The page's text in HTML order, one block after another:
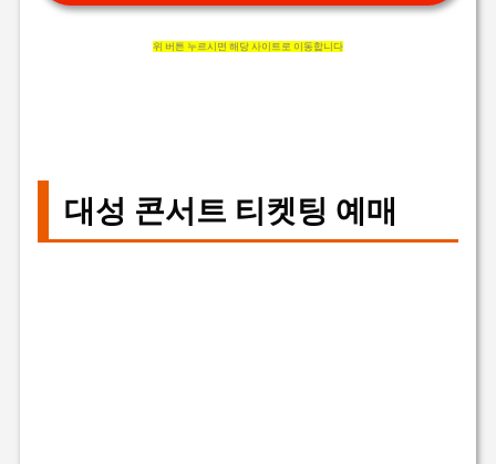
위 버튼 누르시면 해당 사이트로 이동합니다
대성 콘서트 티켓팅 예매